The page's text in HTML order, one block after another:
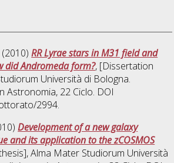
(2010)RR Lyrae stars in M31 field and
did Andromeda form?, [Dissertation
Università di Bologna.
Astronomia, 22 Ciclo. DOI
2994.
Development of a new galaxy
and its application to the zCOSMOS
Alma Mater Studiorum Università